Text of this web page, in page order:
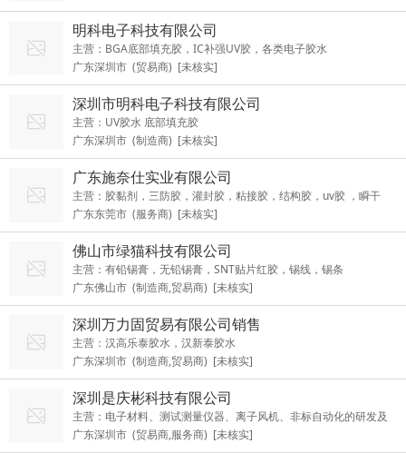
明科电子科技有限公司
主营：BGA底部填充胶，IC补强UV胶，各类电子胶水
广东深圳市 (贸易商) [未核实]
深圳市明科电子科技有限公司
主营：UV胶水 底部填充胶
广东深圳市 (制造商) [未核实]
广东施奈仕实业有限公司
主营：胶黏剂，三防胶，灌封胶，粘接胶，结构胶，uv胶 ，瞬干
胶，表面处理剂
广东东莞市 (服务商) [未核实]
佛山市绿猫科技有限公司
主营：有铅锡膏，无铅锡膏，SNT贴片红胶，锡线，锡条
广东佛山市 (制造商,贸易商) [未核实]
深圳万力固贸易有限公司销售
主营：汉高乐泰胶水，汉新泰胶水
广东深圳市 (制造商,贸易商) [未核实]
深圳是庆彬科技有限公司
主营：电子材料、测试测量仪器、离子风机、非标自动化的研发及
销售
广东深圳市 (贸易商,服务商) [未核实]